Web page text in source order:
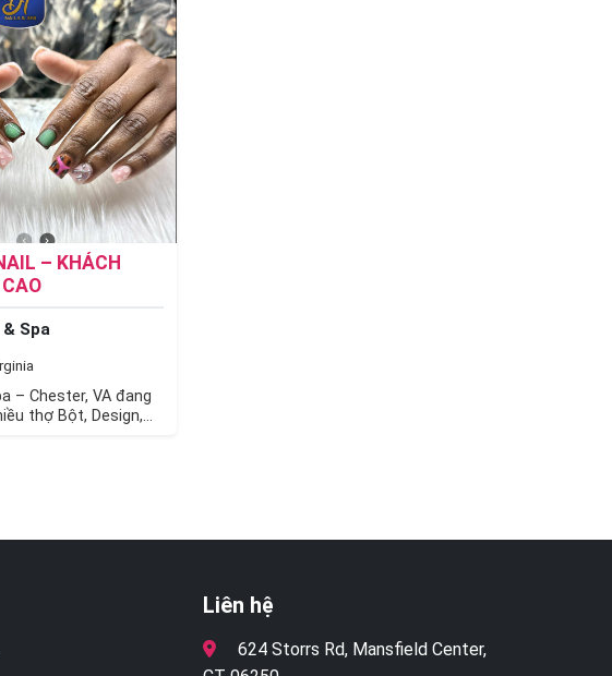
– KHÁCH
Spa
– Chester, VA đang
thợ Bột, Design,
Liên hệ
624 Storrs Rd, Mansfield Center,